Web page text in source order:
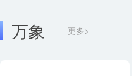
更多>
万象